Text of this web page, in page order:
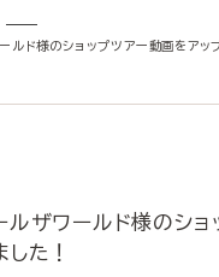
ルド様のショップツアー動画をアッ
ルザワールド様のショ
した！